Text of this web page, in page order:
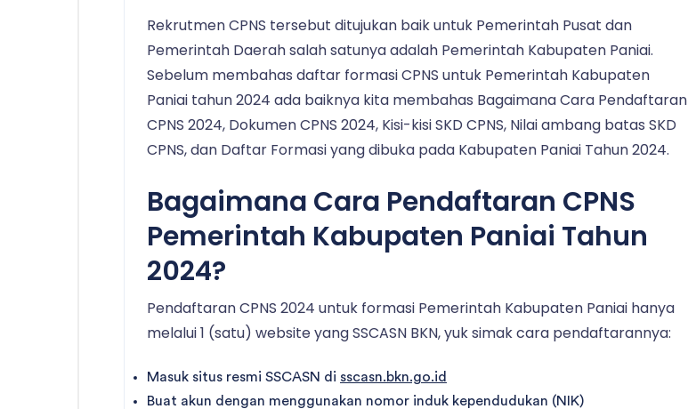
Rekrutmen CPNS tersebut ditujukan baik untuk Pemerintah Pusat dan
Pemerintah Daerah salah satunya adalah Pemerintah Kabupaten Paniai.
Sebelum membahas daftar formasi CPNS untuk Pemerintah Kabupaten
Paniai tahun 2024 ada baiknya kita membahas Bagaimana Cara Pendaftaran
CPNS 2024, Dokumen CPNS 2024, Kisi-kisi SKD CPNS, Nilai ambang batas SKD
CPNS, dan Daftar Formasi yang dibuka pada Kabupaten Paniai Tahun 2024.
Bagaimana Cara Pendaftaran CPNS
Pemerintah Kabupaten Paniai Tahun
2024?
Pendaftaran CPNS 2024 untuk formasi Pemerintah Kabupaten Paniai hanya
melalui 1 (satu) website yang SSCASN BKN, yuk simak cara pendaftarannya:
Masuk situs resmi SSCASN di sscasn.bkn.go.id
Buat akun dengan menggunakan nomor induk kependudukan (NIK)